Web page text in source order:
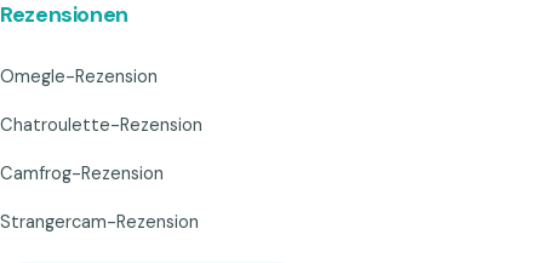
Rezensionen
Omegle-Rezension
Chatroulette-Rezension
Camfrog-Rezension
Strangercam-Rezension